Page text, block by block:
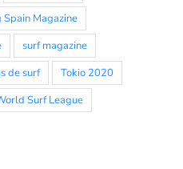
Spain Magazine
surf magazine
de surf
Tokio 2020
Surf League